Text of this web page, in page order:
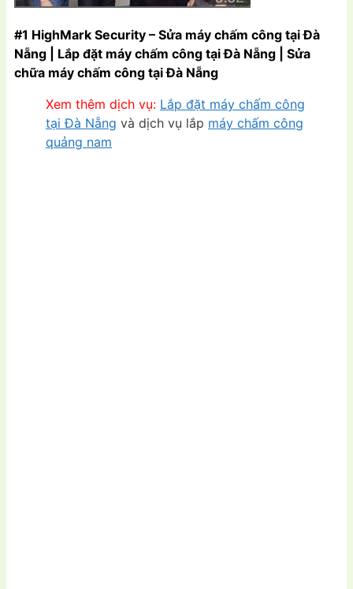
#1 HighMark Security – Sửa máy chấm công tại Đà
Nẵng | Lắp đặt máy chấm công tại Đà Nẵng | Sửa
chữa máy chấm công tại Đà Nẵng
Xem thêm dịch vụ: Lắp đặt máy chấm công
tại Đà Nẵng và dịch vụ lắp máy chấm công
quảng nam